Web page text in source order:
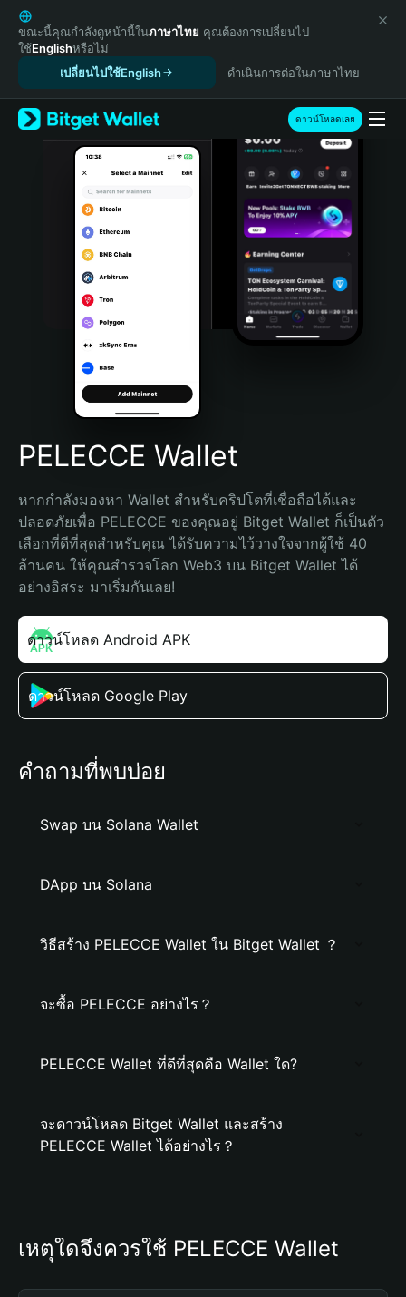
English
日本語
Tiếng Việt
Español (Latinoamérica)
Türkçe
Italiano
Português (Portugal)
Bahasa Indonesia
Português (Brasil)
Español (Argentina)
ขณะนี้คุณกำลังดูหน้านี้ในภาษาไทย คุณต้องการเปลี่ยนไป
ใช้Englishหรือไม่
เปลี่ยนไปใช้English
ดำเนินการต่อในภาษาไทย
ดาวน์โหลดเลย
PELECCE Wallet
หากกำลังมองหา Wallet สำหรับคริปโตที่เชื่อถือได้และ
ปลอดภัยเพื่อ PELECCE ของคุณอยู่ Bitget Wallet ก็เป็นตัว
เลือกที่ดีที่สุดสำหรับคุณ ได้รับความไว้วางใจจากผู้ใช้ 40
ล้านคน ให้คุณสำรวจโลก Web3 บน Bitget Wallet ได้
อย่างอิสระ มาเริ่มกันเลย!
ดาวน์โหลด Android APK
ดาวน์โหลด Google Play
คำถามที่พบบ่อย
Swap บน Solana Wallet
DApp บน Solana
วิธีสร้าง PELECCE Wallet ใน Bitget Wallet ？
จะซื้อ PELECCE อย่างไร？
PELECCE Wallet ที่ดีที่สุดคือ Wallet ใด?
จะดาวน์โหลด Bitget Wallet และสร้าง
PELECCE Wallet ได้อย่างไร？
เหตุใดจึงควรใช้ PELECCE Wallet